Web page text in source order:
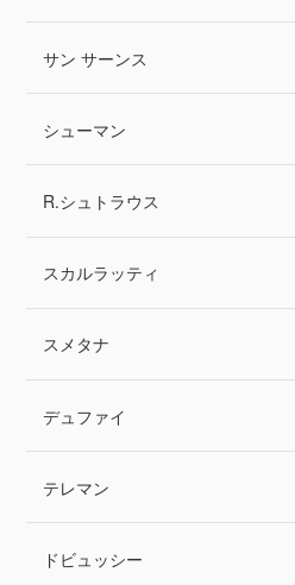
サン サーンス
シューマン
R.シュトラウス
スカルラッティ
スメタナ
デュファイ
テレマン
ドビュッシー